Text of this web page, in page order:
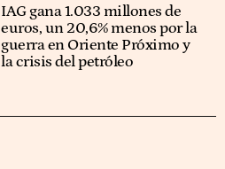
IAG gana 1.033 millones de
euros, un 20,6% menos por la
guerra en Oriente Próximo y
la crisis del petróleo